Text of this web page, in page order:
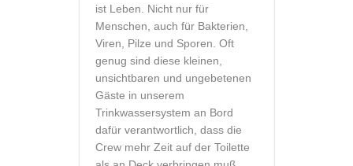
ist Leben. Nicht nur für
Menschen, auch für Bakterien,
Viren, Pilze und Sporen. Oft
genug sind diese kleinen,
unsichtbaren und ungebetenen
Gäste in unserem
Trinkwassersystem an Bord
dafür verantwortlich, dass die
Crew mehr Zeit auf der Toilette